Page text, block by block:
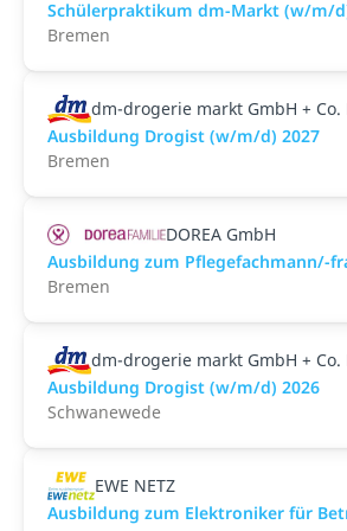
Schülerpraktikum dm-Markt (w/m/
Bremen
dm-drogerie markt GmbH + Co.
Ausbildung Drogist (w/m/d) 2027
Bremen
DOREA GmbH
Ausbildung zum Pflegefachmann/-
Bremen
dm-drogerie markt GmbH + Co.
Ausbildung Drogist (w/m/d) 2026
Schwanewede
EWE NETZ
Ausbildung zum Elektroniker für